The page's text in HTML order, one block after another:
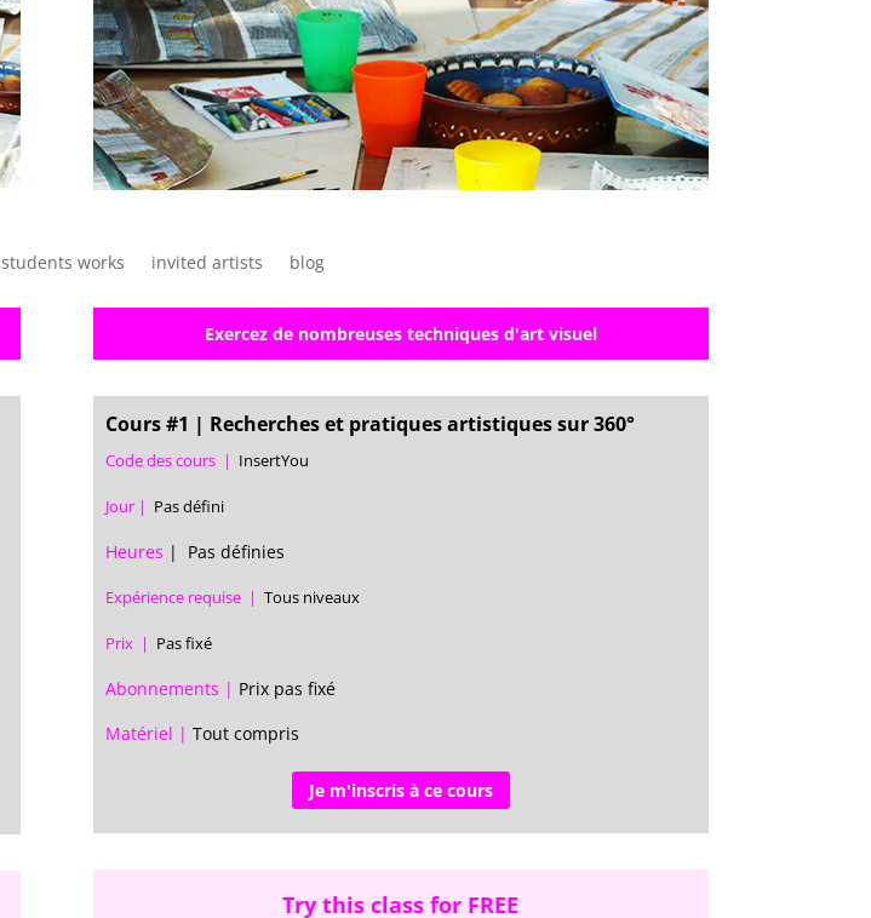
students works invited artists blog
Exercez de nombreuses techniques d'art visuel
Cours #1 | Recherches et pratiques artistiques sur 360°
Code des cours | InsertYou
Jour | Pas défini
Heures | Pas définies
Expérience requise | Tous niveaux
Prix | Pas fixé
Abonnements | Prix pas fixé
Matériel | Tout compris
Je m'inscris à ce cours
Try this class for FREE